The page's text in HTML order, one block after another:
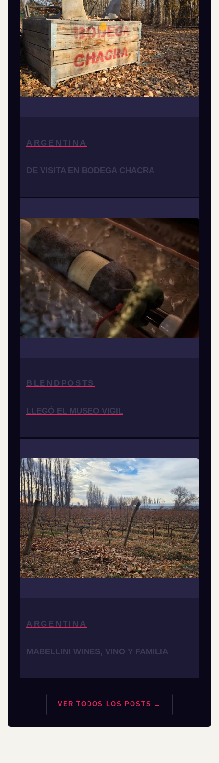
ARGENTINA
DE VISITA EN BODEGA CHACRA
BLENDPOSTS
LLEGÓ EL MUSEO VIGIL
ARGENTINA
MABELLINI WINES, VINO Y FAMILIA
VER TODOS LOS POSTS →